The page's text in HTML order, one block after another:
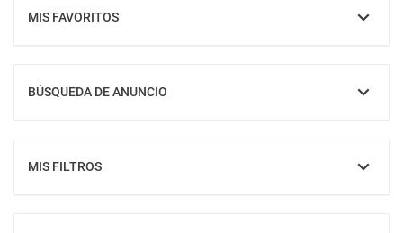
MIS FAVORITOS
MOSTRAR
BÚSQUEDA DE ANUNCIO
MOSTRAR
MIS FILTROS
MOSTRAR